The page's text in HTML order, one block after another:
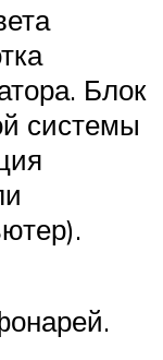
Блок
системы